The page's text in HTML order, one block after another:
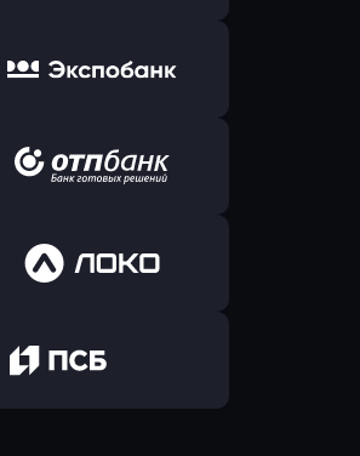
в ВТБ
Оправить заявку
в Экспобанк
Оправить заявку
в ОТП БАНК
Оправить заявку
в Локо-Банк